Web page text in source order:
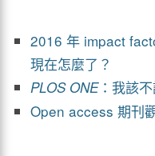
2016 年 impact
現在怎麼了？
PLOS ONE：我該
Open access 期刊